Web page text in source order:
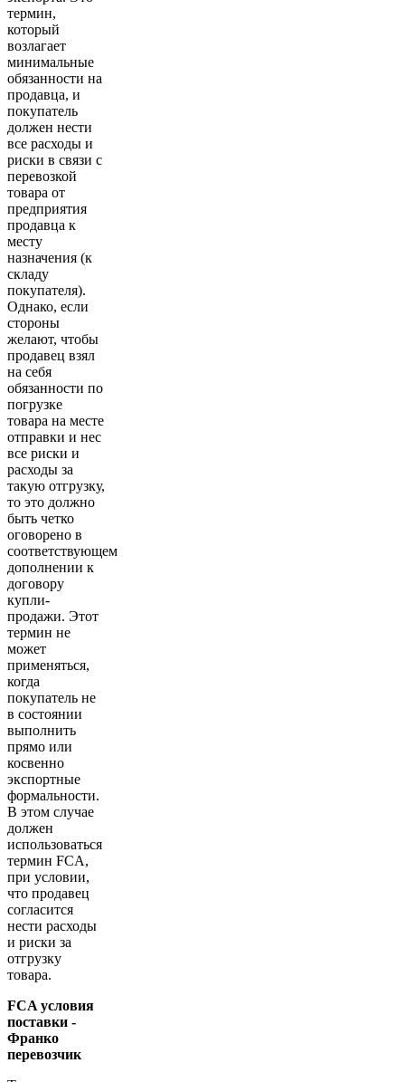
термин,
который
возлагает
минимальные
обязанности на
продавца, и
покупатель
должен нести
все расходы и
риски в связи с
перевозкой
товара от
предприятия
продавца к
месту
назначения (к
складу
покупателя).
Однако, если
стороны
желают, чтобы
продавец взял
на себя
обязанности по
погрузке
товара на месте
отправки и нес
все риски и
расходы за
такую отгрузку,
то это должно
быть четко
оговорено в
соответствующем
дополнении к
договору
купли-
продажи. Этот
термин не
может
применяться,
когда
покупатель не
в состоянии
выполнить
прямо или
косвенно
экспортные
формальности.
В этом случае
должен
использоваться
термин FCA,
при условии,
что продавец
согласится
нести расходы
и риски за
отгрузку
товара.
FCA условия
поставки -
Франко
перевозчик